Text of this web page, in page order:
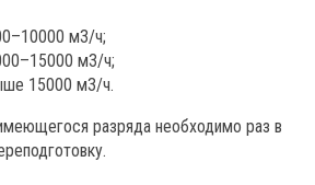
м3/ч;
м3/ч;
15000 м3/ч.
разряда необходимо раз в